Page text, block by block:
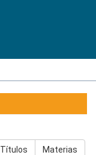
Títulos Materias